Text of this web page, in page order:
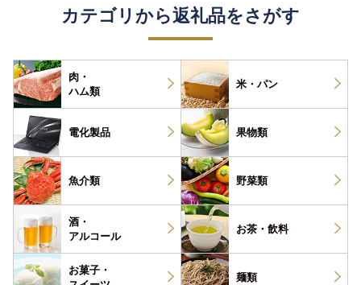
カテゴリから返礼品をさがす
肉・
ハム類
米・パン
電化製品 果物類
魚介類 野菜類
酒・
アルコール
お茶・ 飲料
お菓子・
麺類